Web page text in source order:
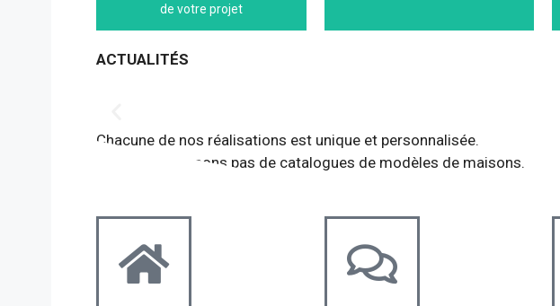
de votre projet
ACTUALITÉS
Chacune de nos réalisations est unique et personnalisée.
Nous ne proposons pas de catalogues de modèles de maisons.